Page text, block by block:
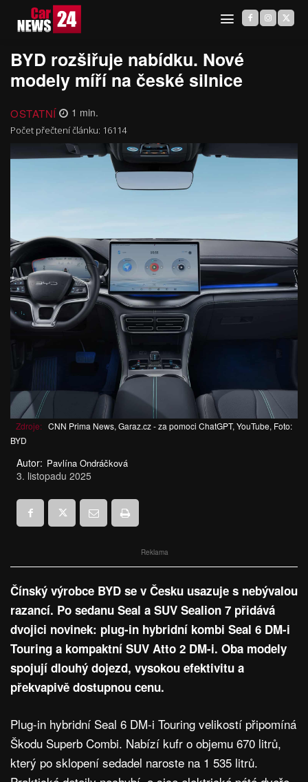
BYD rozšiřuje nabídku. Nové
modely míří na české silnice
OSTATNÍ 1 min.
Počet přečtení článku: 16114
Zdroje: CNN Prima News, Garaz.cz - za pomoci ChatGPT, YouTube, Foto:
BYD
Autor: Pavlína Ondráčková
3. listopadu 2025
Reklama
Čínský výrobce BYD se v Česku usazuje s nebývalou
razancí. Po sedanu Seal a SUV Sealion 7 přidává
dvojici novinek: plug-in hybridní kombi Seal 6 DM-i
Touring a kompaktní SUV Atto 2 DM-i. Oba modely
spojují dlouhý dojezd, vysokou efektivitu a
překvapivě dostupnou cenu.
Plug-in hybridní Seal 6 DM-i Touring velikostí připomíná
Škodu Superb Combi. Nabízí kufr o objemu 670 litrů,
který po sklopení sedadel naroste na 1 535 litrů.